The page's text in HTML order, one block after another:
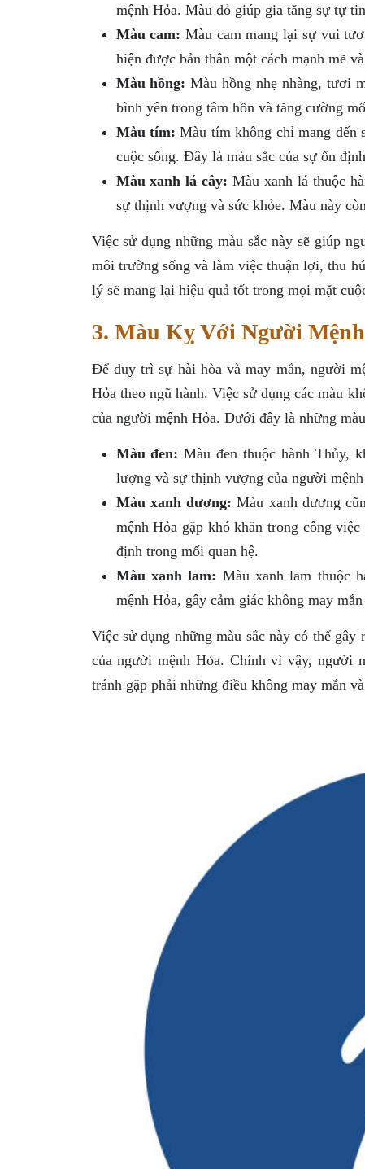
mệnh Hỏa. Màu đỏ giúp gia tăng sự tự
Màu cam: Màu cam mang lại sự vui
hiện được bản thân một cách mạnh mẽ
Màu hồng: Màu hồng nhẹ nhàng, tươi
bình yên trong tâm hồn và tăng cường
Màu tím: Màu tím không chỉ mang đến
cuộc sống. Đây là màu sắc của sự ổn
Màu xanh lá cây: Màu xanh lá thuộc
sự thịnh vượng và sức khỏe. Màu này
Việc sử dụng những màu sắc này sẽ giúp
môi trường sống và làm việc thuận lợi, thu
lý sẽ mang lại hiệu quả tốt trong mọi mặt
3. Màu Kỵ Với Người
Để duy trì sự hài hòa và may mắn, người
Hỏa theo ngũ hành. Việc sử dụng các màu
của người mệnh Hỏa. Dưới đây là những
Màu đen: Màu đen thuộc hành Thủy,
lượng và sự thịnh vượng của người
Màu xanh dương: Màu xanh dương
mệnh Hỏa gặp khó khăn trong công
định trong mối quan hệ.
Màu xanh lam: Màu xanh lam thuộc
mệnh Hỏa, gây cảm giác không may
Việc sử dụng những màu sắc này có thể
của người mệnh Hỏa. Chính vì vậy, người
tránh gặp phải những điều không may mắn